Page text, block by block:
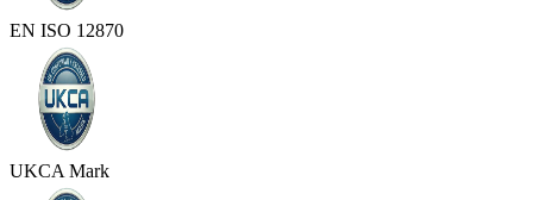
EN ISO 12870
UKCA Mark